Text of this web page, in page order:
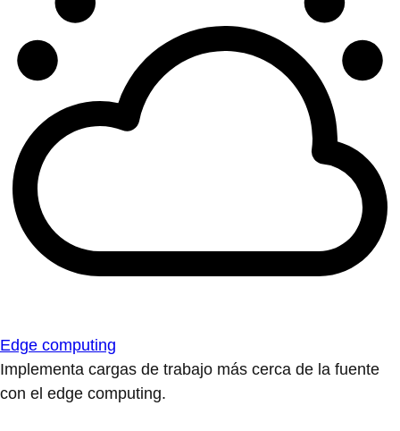
Edge computing
Implementa cargas de trabajo más cerca de la fuente
con el edge computing.